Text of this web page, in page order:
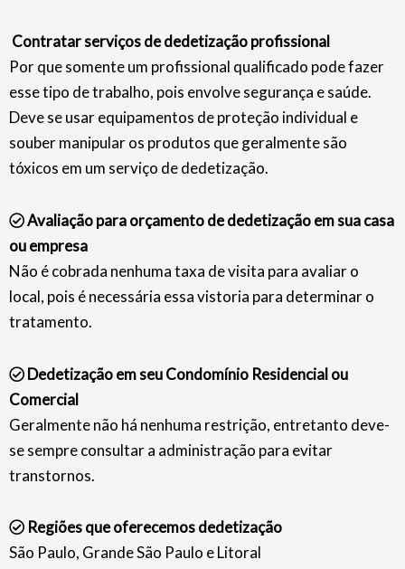
Contratar serviços de dedetização profissional
Por que somente um profissional qualificado pode fazer
esse tipo de trabalho, pois envolve segurança e saúde.
Deve se usar equipamentos de proteção individual e
souber manipular os produtos que geralmente são
tóxicos em um serviço de dedetização.
Avaliação para orçamento de dedetização em sua casa
ou empresa
Não é cobrada nenhuma taxa de visita para avaliar o
local, pois é necessária essa vistoria para determinar o
tratamento.
Dedetização em seu Condomínio Residencial ou
Comercial
Geralmente não há nenhuma restrição, entretanto deve-
se sempre consultar a administração para evitar
transtornos.
Regiões que oferecemos dedetização
São Paulo, Grande São Paulo e Litoral